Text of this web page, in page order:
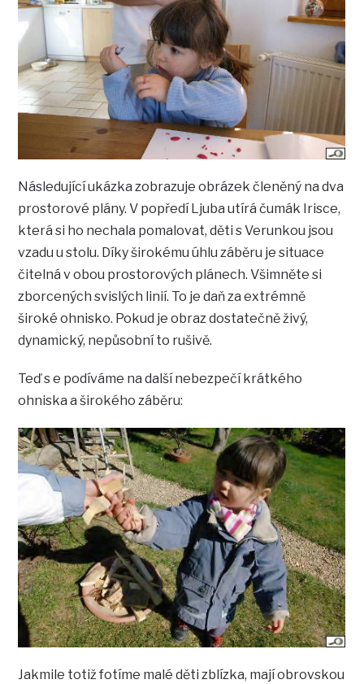
Následující ukázka zobrazuje obrázek členěný na dva
prostorové plány. V popředí Ljuba utírá čumák Irisce,
která si ho nechala pomalovat, děti s Verunkou jsou
vzadu u stolu. Díky širokému úhlu záběru je situace
čitelná v obou prostorových plánech. Všimněte si
zborcených svislých linií. To je daň za extrémně
široké ohnisko. Pokud je obraz dostatečně živý,
dynamický, nepůsobní to rušivě.
Teď s e podíváme na další nebezpečí krátkého
ohniska a širokého záběru:
Jakmile totiž fotíme malé děti zblízka, mají obrovskou